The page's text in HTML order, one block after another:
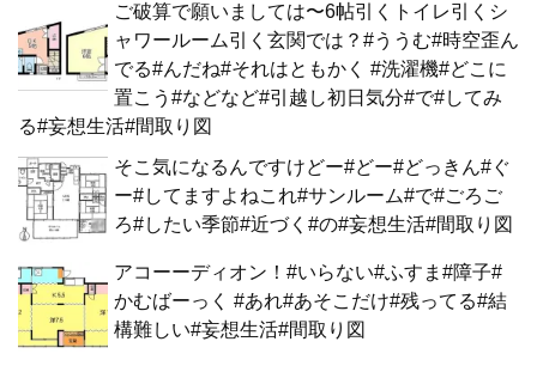
ご破算で願いましては〜6帖引くトイレ引くシ
ャワールーム引く玄関では？#ううむ#時空歪ん
でる#んだね#それはともかく #洗濯機#どこに
置こう#などなど#引越し初日気分#で#してみ
る#妄想生活#間取り図
そこ気になるんですけどー#どー#どっきん#ぐ
ー#してますよねこれ#サンルーム#で#ごろご
ろ#したい季節#近づく#の#妄想生活#間取り図
アコーーディオン！#いらない#ふすま#障子#
かむばーっく #あれ#あそこだけ#残ってる#結
構難しい#妄想生活#間取り図